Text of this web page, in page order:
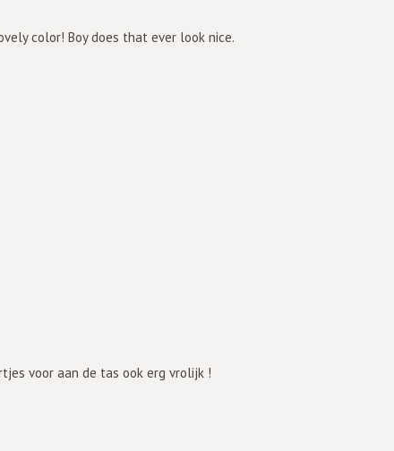
color! Boy does that ever look nice.
voor aan de tas ook erg vrolijk !